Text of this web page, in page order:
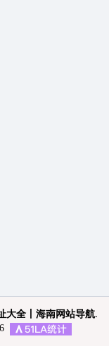
大全丨海南网站导航.